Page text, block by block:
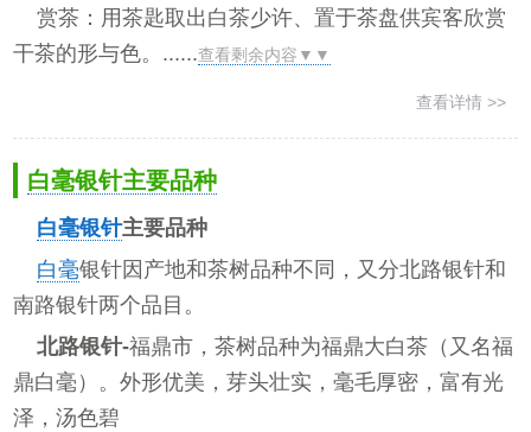
赏茶：用茶匙取出白茶少许、置于茶盘供宾客欣赏
干茶的形与色。......查看剩余内容▼▼
查看详情 >>
白毫银针主要品种
白毫银针主要品种
白毫银针因产地和茶树品种不同，又分北路银针和
南路银针两个品目。
北路银针-福鼎市，茶树品种为福鼎大白茶（又名福
鼎白毫）。外形优美，芽头壮实，毫毛厚密，富有光
泽，汤色碧